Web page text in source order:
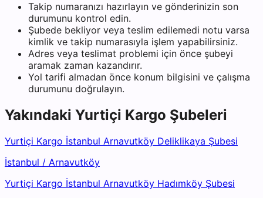
Takip numaranızı hazırlayın ve gönderinizin son
durumunu kontrol edin.
Şubede bekliyor veya teslim edilemedi notu varsa
kimlik ve takip numarasıyla işlem yapabilirsiniz.
Adres veya teslimat problemi için önce şubeyi
aramak zaman kazandırır.
Yol tarifi almadan önce konum bilgisini ve çalışma
durumunu doğrulayın.
Yakındaki Yurtiçi Kargo Şubeleri
Yurtiçi Kargo İstanbul Arnavutköy Deliklikaya Şubesi
İstanbul / Arnavutköy
Yurtiçi Kargo İstanbul Arnavutköy Hadımköy Şubesi